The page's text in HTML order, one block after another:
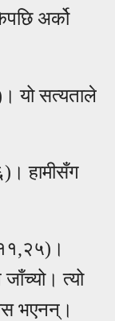
अर्को
यो सत्यताले
हामीसँग
त्यो
भएनन्।